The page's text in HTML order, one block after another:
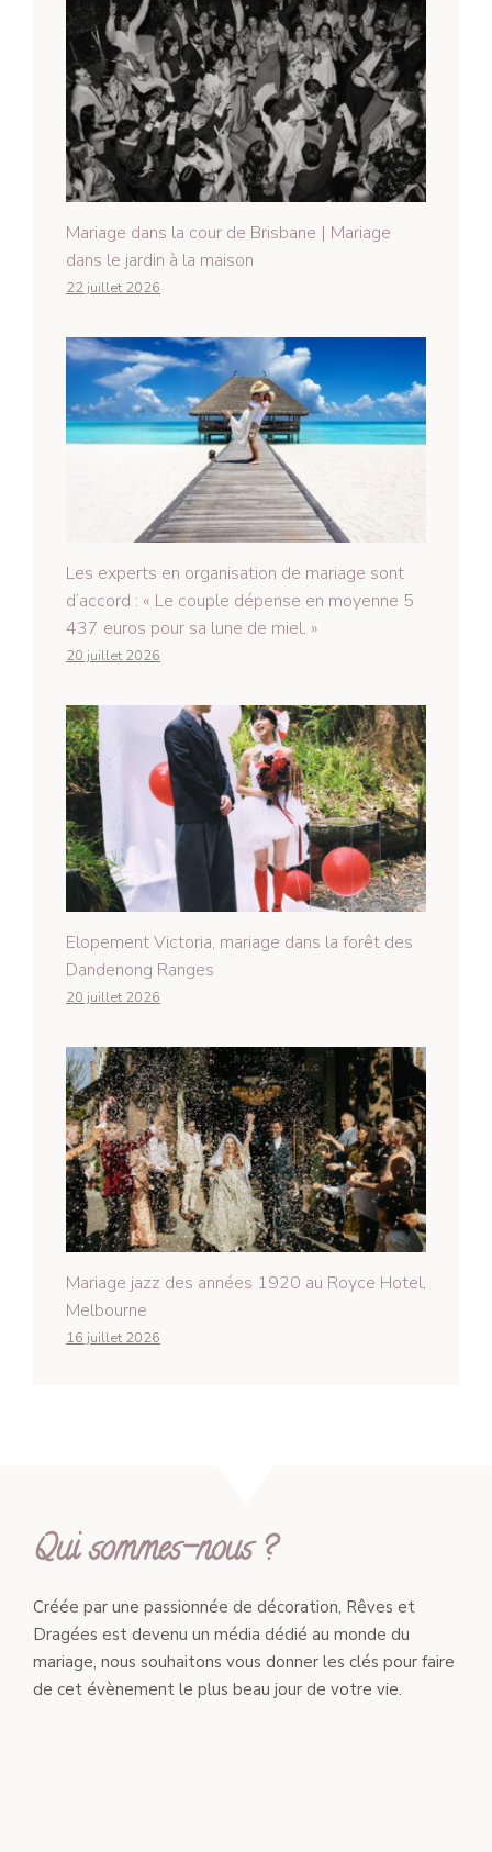
Mariage dans la cour de Brisbane | Mariage
dans le jardin à la maison
22 juillet 2026
Les experts en organisation de mariage sont
d’accord : « Le couple dépense en moyenne 5
437 euros pour sa lune de miel. »
20 juillet 2026
Elopement Victoria, mariage dans la forêt des
Dandenong Ranges
20 juillet 2026
Mariage jazz des années 1920 au Royce Hotel,
Melbourne
16 juillet 2026
Qui sommes-nous ?
Créée par une passionnée de décoration, Rêves et
Dragées est devenu un média dédié au monde du
mariage, nous souhaitons vous donner les clés pour faire
de cet évènement le plus beau jour de votre vie.